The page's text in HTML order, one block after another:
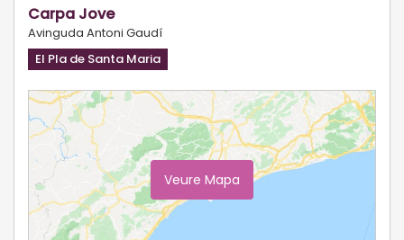
Carpa Jove
Avinguda Antoni Gaudí
El Pla de Santa Maria
Veure Mapa